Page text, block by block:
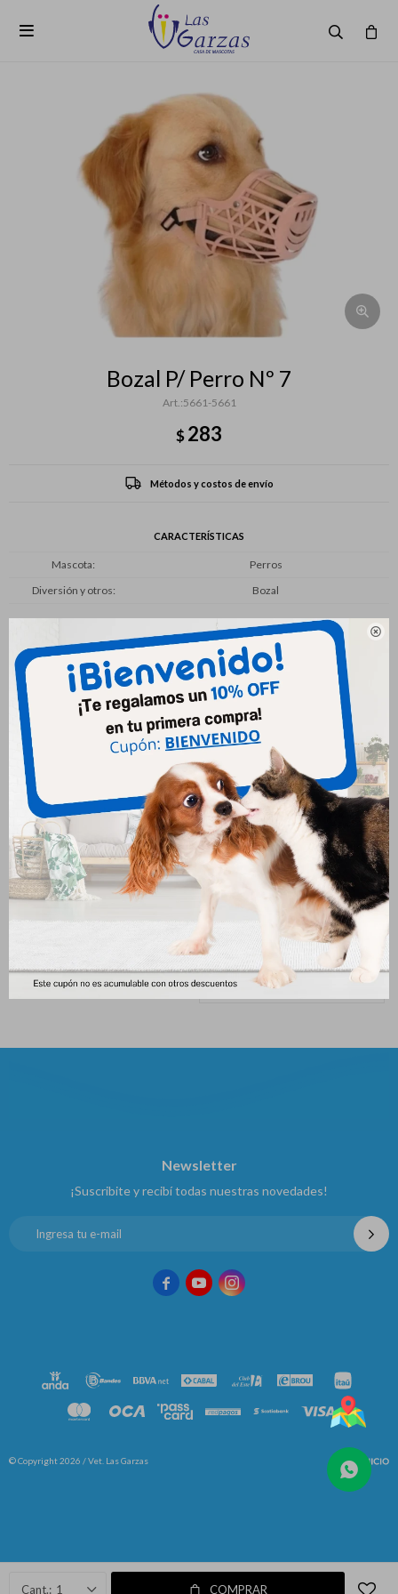


Bozal P/ Perro Nº 7
5661-5661
$283
1 COMPRAR
Métodos y costos de envío
CARACTERÍSTICAS
Mascota
Perros
Diversión y otros
Bozal
Productos que te pueden interesar
Juguete Gato Pelota C/peluca
5cm Animal Planet (por
$ 272
Newsletter
¡Suscribite y recibí todas nuestras novedades!
  
© Copyright 2026 / Vet. Las Garzas
Fenicio